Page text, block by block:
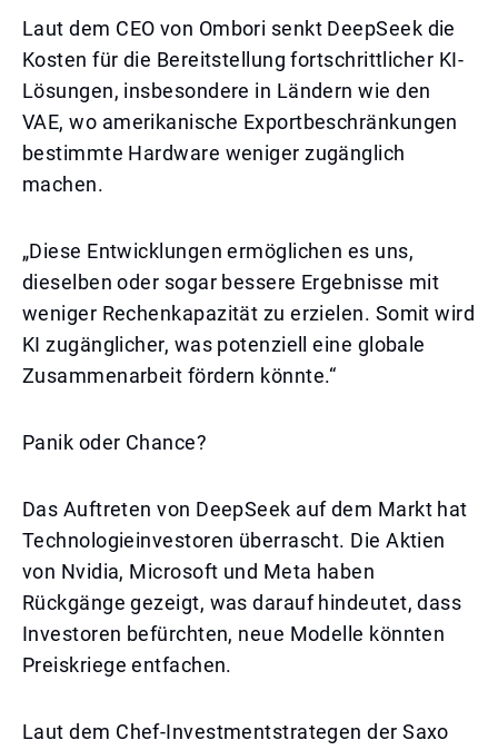
Laut dem CEO von Ombori senkt DeepSeek die
Kosten für die Bereitstellung fortschrittlicher KI-
Lösungen, insbesondere in Ländern wie den
VAE, wo amerikanische Exportbeschränkungen
bestimmte Hardware weniger zugänglich
machen.
„Diese Entwicklungen ermöglichen es uns,
dieselben oder sogar bessere Ergebnisse mit
weniger Rechenkapazität zu erzielen. Somit wird
KI zugänglicher, was potenziell eine globale
Zusammenarbeit fördern könnte.“
Panik oder Chance?
Das Auftreten von DeepSeek auf dem Markt hat
Technologieinvestoren überrascht. Die Aktien
von Nvidia, Microsoft und Meta haben
Rückgänge gezeigt, was darauf hindeutet, dass
Investoren befürchten, neue Modelle könnten
Preiskriege entfachen.
Laut dem Chef-Investmentstrategen der Saxo